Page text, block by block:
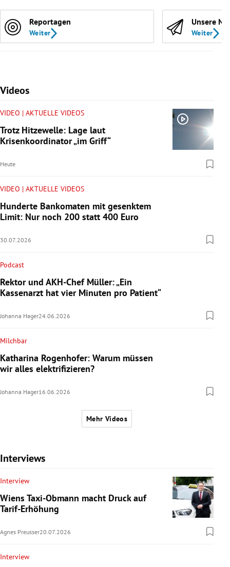
Reportagen
Weiter
Unsere
Weiter
Videos
VIDEO | AKTUELLE VIDEOS
Trotz Hitzewelle: Lage laut
Krisenkoordinator „im Griff“
Heute
VIDEO | AKTUELLE VIDEOS
Hunderte Bankomaten mit gesenktem
Limit: Nur noch 200 statt 400 Euro
30.07.2026
Podcast
Rektor und AKH-Chef Müller: „Ein
Kassenarzt hat vier Minuten pro Patient“
Johanna Hager24.06.2026
Milchbar
Katharina Rogenhofer: Warum müssen
wir alles elektrifizieren?
Johanna Hager16.06.2026
Mehr Videos
Interviews
Interview
Wiens Taxi-Obmann macht Druck auf
Tarif-Erhöhung
Agnes Preusser20.07.2026
Interview